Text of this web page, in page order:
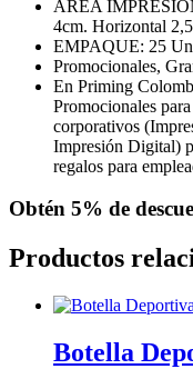
ÁREA
4cm. Horizontal
EMPAQUE: 25
Promocionales,
En Priming
Promocionales
corporativos
Impresión Digital)
regalos para
Obtén 5% de
Productos
Botella